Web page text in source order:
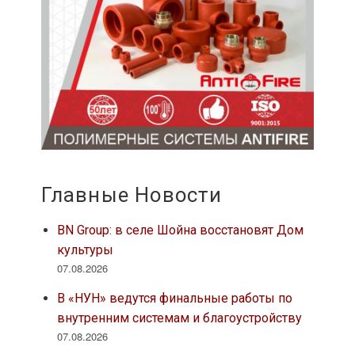
Главные Новости
BN Group: в селе Шойна восстановят Дом
культуры
07.08.2026
В «НУН» ведутся финальные работы по
внутренним системам и благоустройству
07.08.2026